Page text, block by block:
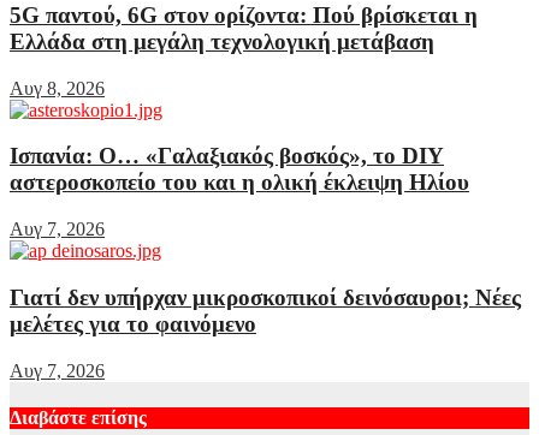
5G παντού, 6G στον ορίζοντα: Πού βρίσκεται η
Ελλάδα στη μεγάλη τεχνολογική μετάβαση
Αυγ 8, 2026
Ισπανία: Ο… «Γαλαξιακός βοσκός», το DIY
αστεροσκοπείο του και η ολική έκλειψη Ηλίου
Αυγ 7, 2026
Γιατί δεν υπήρχαν μικροσκοπικοί δεινόσαυροι; Νέες
μελέτες για το φαινόμενο
Αυγ 7, 2026
Διαβάστε επίσης